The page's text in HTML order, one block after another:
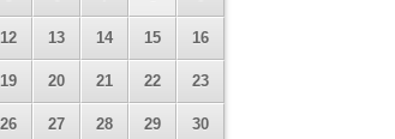
12 13 14 15 16
19 20 21 22 23
26 27 28 29 30